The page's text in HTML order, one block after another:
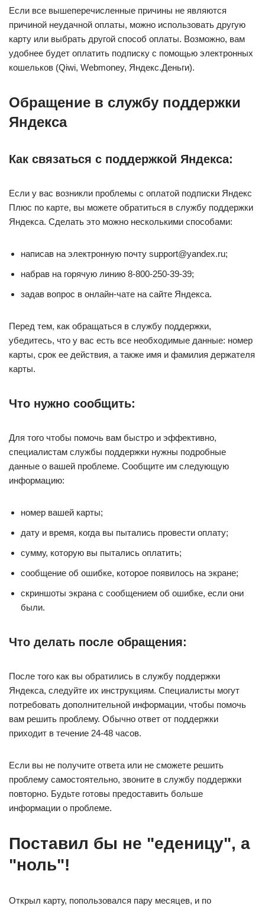
Если все вышеперечисленные причины не являются
причиной неудачной оплаты, можно использовать другую
карту или выбрать другой способ оплаты. Возможно, вам
удобнее будет оплатить подписку с помощью электронных
кошельков (Qiwi, Webmoney, Яндекс.Деньги).
Обращение в службу поддержки
Яндекса
Как связаться с поддержкой Яндекса:
Если у вас возникли проблемы с оплатой подписки Яндекс
Плюс по карте, вы можете обратиться в службу поддержки
Яндекса. Сделать это можно несколькими способами:
написав на электронную почту support@yandex.ru;
набрав на горячую линию 8-800-250-39-39;
задав вопрос в онлайн-чате на сайте Яндекса.
Перед тем, как обращаться в службу поддержки,
убедитесь, что у вас есть все необходимые данные: номер
карты, срок ее действия, а также имя и фамилия держателя
карты.
Что нужно сообщить:
Для того чтобы помочь вам быстро и эффективно,
специалистам службы поддержки нужны подробные
данные о вашей проблеме. Сообщите им следующую
информацию:
номер вашей карты;
дату и время, когда вы пытались провести оплату;
сумму, которую вы пытались оплатить;
сообщение об ошибке, которое появилось на экране;
скриншоты экрана с сообщением об ошибке, если они
были.
Что делать после обращения:
После того как вы обратились в службу поддержки
Яндекса, следуйте их инструкциям. Специалисты могут
потребовать дополнительной информации, чтобы помочь
вам решить проблему. Обычно ответ от поддержки
приходит в течение 24-48 часов.
Если вы не получите ответа или не сможете решить
проблему самостоятельно, звоните в службу поддержки
повторно. Будьте готовы предоставить больше
информации о проблеме.
Поставил бы не "еденицу", а
"ноль"!
Открыл карту, попользовался пару месяцев, и по